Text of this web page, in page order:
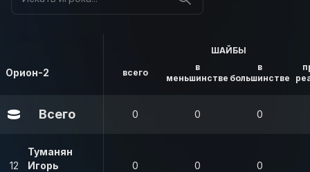
Орион-2
ШАЙБЫ
всего
в
меньшинстве
в
большинстве
Всего 0 0 0
12
Туманян
Игорь
0 0 0